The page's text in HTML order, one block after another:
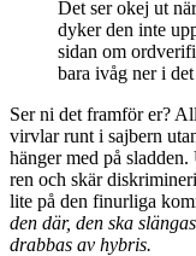
Det ser okej ut
dyker den inte
sidan om
bara ivåg ner i
Ser ni det framför er?
virvlar runt i sajbern
hänger med på
ren och skär
lite på den finurliga
den där, den ska
drabbas av hybris.